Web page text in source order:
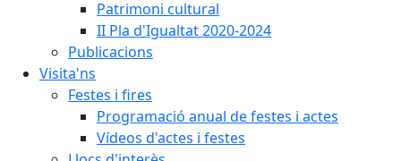
Patrimoni cultural
II Pla d'Igualtat 2020-2024
Publicacions
Visita'ns
Festes i fires
Programació anual de festes i actes
Vídeos d'actes i festes